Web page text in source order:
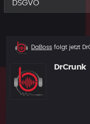
Neuer
DaBoss folgt jetzt
DrCrunk